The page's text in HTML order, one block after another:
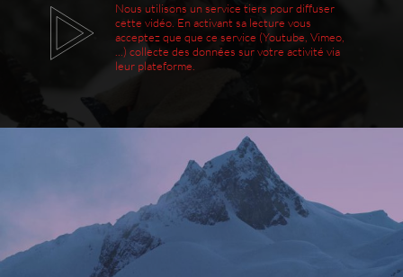
Nous utilisons un service tiers pour diffuser
cette vidéo. En activant sa lecture vous
acceptez que que ce service (Youtube, Vimeo,
...) collecte des données sur votre activité via
leur plateforme.